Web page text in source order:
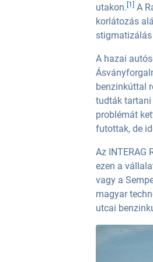
utakon. [1]
A
korlátozás
stigmatizálás
A hazai
benzinkúttal
tudták tartani
problémát
futottak, de
Az INTERAG
ezen a
vagy a
magyar
utcai